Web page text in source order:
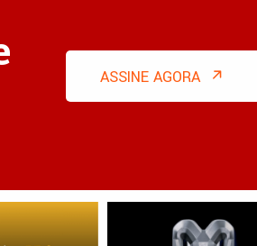
ASSINE AGORA